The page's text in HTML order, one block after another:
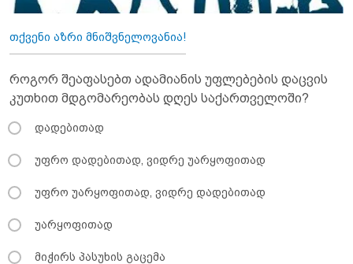
თქვენი აზრი მნიშვნელოვანია!
როგორ შეაფასებთ ადამიანის უფლებების დაცვის
კუთხით მდგომარეობას დღეს საქართველოში?
დადებითად
უფრო დადებითად, ვიდრე უარყოფითად
უფრო უარყოფითად, ვიდრე დადებითად
უარყოფითად
მიჭირს პასუხის გაცემა